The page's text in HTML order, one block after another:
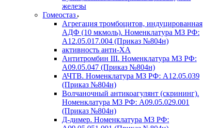
железы
Гомеостаз
Агрегация тромбоцитов, индуцированная
АДФ (10 мкмоль). Номенклатура МЗ РФ:
A12.05.017.004 (Приказ №804н)
активность анти-ХА
Антитромбин III. Номенклатура МЗ РФ:
A09.05.047 (Приказ №804н)
АЧТВ. Номенклатура МЗ РФ: A12.05.039
(Приказ №804н)
Волчаночный антикоагулянт (скрининг).
Номенклатура МЗ РФ: A09.05.029.001
(Приказ №804н)
Д-димер. Номенклатура МЗ РФ: